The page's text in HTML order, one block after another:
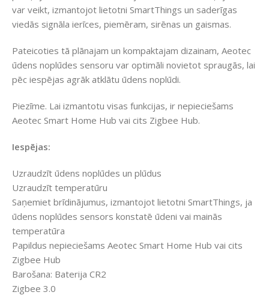
var veikt, izmantojot lietotni SmartThings un saderīgas
viedās signāla ierīces, piemēram, sirēnas un gaismas.
Pateicoties tā plānajam un kompaktajam dizainam, Aeotec
ūdens noplūdes sensoru var optimāli novietot spraugās, lai
pēc iespējas agrāk atklātu ūdens noplūdi.
Piezīme. Lai izmantotu visas funkcijas, ir nepieciešams
Aeotec Smart Home Hub vai cits Zigbee Hub.
Iespējas:
Uzraudzīt ūdens noplūdes un plūdus
Uzraudzīt temperatūru
Saņemiet brīdinājumus, izmantojot lietotni SmartThings, ja
ūdens noplūdes sensors konstatē ūdeni vai mainās
temperatūra
Papildus nepieciešams Aeotec Smart Home Hub vai cits
Zigbee Hub
Barošana: Baterija CR2
Zigbee 3.0